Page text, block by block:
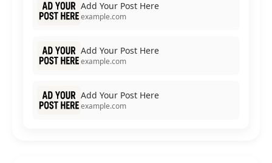
Add Your Post Here
example.com
Add Your Post Here
example.com
Add Your Post Here
example.com